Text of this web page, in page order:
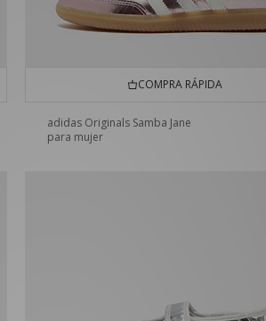
COMPRA RÁPIDA
adidas Originals Samba Jane
para mujer